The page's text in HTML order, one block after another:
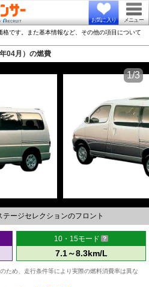
お気に入り メニュー
です。また基本情報など、その他の項目について
04月）の燃費
ージセレクションのフロント
1/3
10・15モード
7.1～8.3km/L
ため、走行条件等により実際の燃料消費率は異な